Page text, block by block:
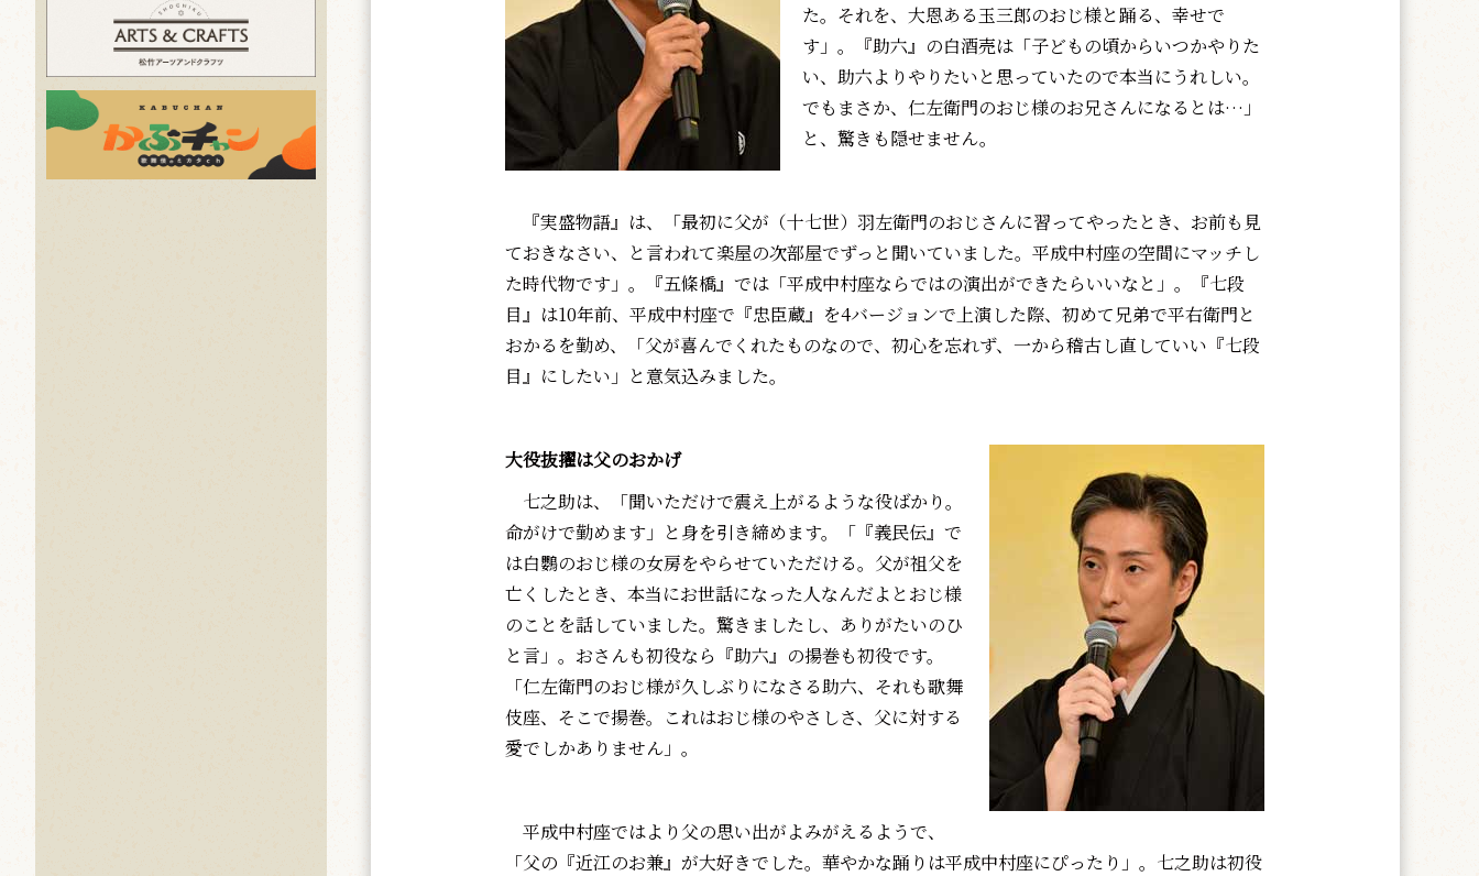
た。それを、大恩ある玉三郎のおじ様と踊る、幸せで
す」。『助六』の白酒売は「子どもの頃からいつかやりた
い、助六よりやりたいと思っていたので本当にうれしい。
でもまさか、仁左衛門のおじ様のお兄さんになるとは…」
と、驚きも隠せません。
『実盛物語』は、「最初に父が（十七世）羽左衛門のおじさんに習ってやったとき、お前も見
ておきなさい、と言われて楽屋の次部屋でずっと聞いていました。平成中村座の空間にマッチし
た時代物です」。『五條橋』では「平成中村座ならではの演出ができたらいいなと」。『七段
目』は10年前、平成中村座で『忠臣蔵』を4バージョンで上演した際、初めて兄弟で平右衛門と
おかるを勤め、「父が喜んでくれたものなので、初心を忘れず、一から稽古し直していい『七段
目』にしたい」と意気込みました。
大役抜擢は父のおかげ
七之助は、「聞いただけで震え上がるような役ばかり。
命がけで勤めます」と身を引き締めます。「『義民伝』で
は白鸚のおじ様の女房をやらせていただける。父が祖父を
亡くしたとき、本当にお世話になった人なんだよとおじ様
のことを話していました。驚きましたし、ありがたいのひ
と言」。おさんも初役なら『助六』の揚巻も初役です。
「仁左衛門のおじ様が久しぶりになさる助六、それも歌舞
伎座、そこで揚巻。これはおじ様のやさしさ、父に対する
愛でしかありません」。
平成中村座ではより父の思い出がよみがえるようで、
「父の『近江のお兼』が大好きでした。華やかな踊りは平成中村座にぴったり」。七之助は初役